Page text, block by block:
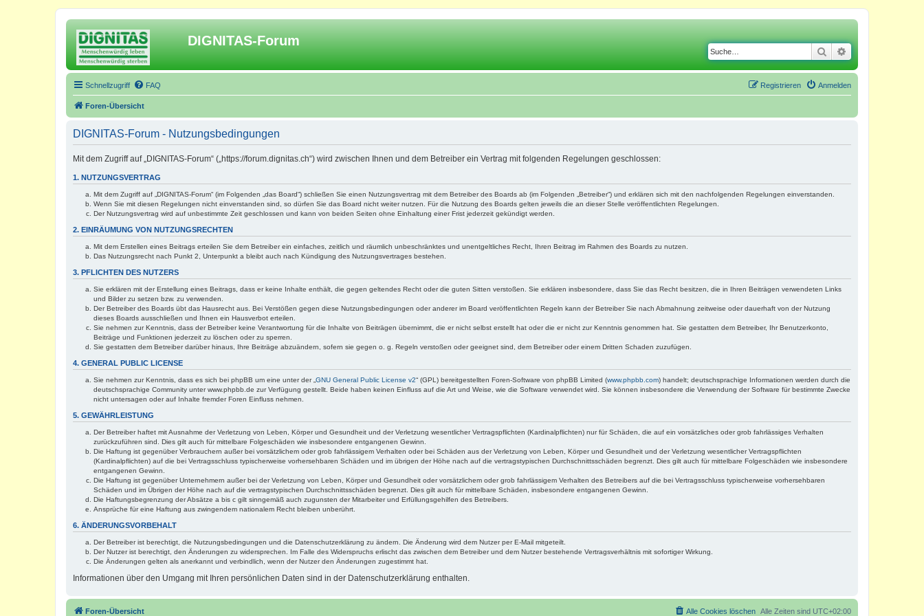
DIGNITAS-Forum
Suche
Schnellzugriff FAQ Anmelden
Registrieren
Foren-Übersicht
DIGNITAS-Forum - Nutzungsbedingungen
Mit dem Zugriff auf „DIGNITAS-Forum“ („https://forum.dignitas.ch“) wird zwischen Ihnen und dem Betreiber ein Vertrag mit folgenden Regelungen geschlossen:
1. NUTZUNGSVERTRAG
Mit dem Zugriff auf „DIGNITAS-Forum“ (im Folgenden „das Board“) schließen Sie einen Nutzungsvertrag mit dem Betreiber des Boards ab (im Folgenden „Betreiber“) und erklären sich mit den nachfolgenden Regelungen einverstanden.
Wenn Sie mit diesen Regelungen nicht einverstanden sind, so dürfen Sie das Board nicht weiter nutzen. Für die Nutzung des Boards gelten jeweils die an dieser Stelle veröffentlichten Regelungen.
Der Nutzungsvertrag wird auf unbestimmte Zeit geschlossen und kann von beiden Seiten ohne Einhaltung einer Frist jederzeit gekündigt werden.
2. EINRÄUMUNG VON NUTZUNGSRECHTEN
Mit dem Erstellen eines Beitrags erteilen Sie dem Betreiber ein einfaches, zeitlich und räumlich unbeschränktes und unentgeltliches Recht, Ihren Beitrag im Rahmen des Boards zu nutzen.
Das Nutzungsrecht nach Punkt 2, Unterpunkt a bleibt auch nach Kündigung des Nutzungsvertrages bestehen.
3. PFLICHTEN DES NUTZERS
Sie erklären mit der Erstellung eines Beitrags, dass er keine Inhalte enthält, die gegen geltendes Recht oder die guten Sitten verstoßen. Sie erklären insbesondere, dass Sie das Recht besitzen, die in Ihren Beiträgen verwendeten Links
und Bilder zu setzen bzw. zu verwenden.
Der Betreiber des Boards übt das Hausrecht aus. Bei Verstößen gegen diese Nutzungsbedingungen oder anderer im Board veröffentlichten Regeln kann der Betreiber Sie nach Abmahnung zeitweise oder dauerhaft von der Nutzung
dieses Boards ausschließen und Ihnen ein Hausverbot erteilen.
Sie nehmen zur Kenntnis, dass der Betreiber keine Verantwortung für die Inhalte von Beiträgen übernimmt, die er nicht selbst erstellt hat oder die er nicht zur Kenntnis genommen hat. Sie gestatten dem Betreiber, Ihr Benutzerkonto,
Beiträge und Funktionen jederzeit zu löschen oder zu sperren.
Sie gestatten dem Betreiber darüber hinaus, Ihre Beiträge abzuändern, sofern sie gegen o. g. Regeln verstoßen oder geeignet sind, dem Betreiber oder einem Dritten Schaden zuzufügen.
4. GENERAL PUBLIC LICENSE
Sie nehmen zur Kenntnis, dass es sich bei phpBB um eine unter der „ GNU General Public License v2“ (GPL) bereitgestellten Foren-Software von phpBB Limited (www.phpbb.com) handelt; deutschsprachige Informationen werden durch die
deutschsprachige Community unter www.phpbb.de zur Verfügung gestellt. Beide haben keinen Einfluss auf die Art und Weise, wie die Software verwendet wird. Sie können insbesondere die Verwendung der Software für bestimmte Zwecke
nicht untersagen oder auf Inhalte fremder Foren Einfluss nehmen.
5. GEWÄHRLEISTUNG
Der Betreiber haftet mit Ausnahme der Verletzung von Leben, Körper und Gesundheit und der Verletzung wesentlicher Vertragspflichten (Kardinalpflichten) nur für Schäden, die auf ein vorsätzliches oder grob fahrlässiges Verhalten
zurückzuführen sind. Dies gilt auch für mittelbare Folgeschäden wie insbesondere entgangenen Gewinn.
Die Haftung ist gegenüber Verbrauchern außer bei vorsätzlichem oder grob fahrlässigem Verhalten oder bei Schäden aus der Verletzung von Leben, Körper und Gesundheit und der Verletzung wesentlicher Vertragspflichten
(Kardinalpflichten) auf die bei Vertragsschluss typischerweise vorhersehbaren Schäden und im übrigen der Höhe nach auf die vertragstypischen Durchschnittsschäden begrenzt. Dies gilt auch für mittelbare Folgeschäden wie insbesondere
entgangenen Gewinn.
Die Haftung ist gegenüber Unternehmern außer bei der Verletzung von Leben, Körper und Gesundheit oder vorsätzlichem oder grob fahrlässigem Verhalten des Betreibers auf die bei Vertragsschluss typischerweise vorhersehbaren
Schäden und im Übrigen der Höhe nach auf die vertragstypischen Durchschnittsschäden begrenzt. Dies gilt auch für mittelbare Schäden, insbesondere entgangenen Gewinn.
Die Haftungsbegrenzung der Absätze a bis c gilt sinngemäß auch zugunsten der Mitarbeiter und Erfüllungsgehilfen des Betreibers.
Ansprüche für eine Haftung aus zwingendem nationalem Recht bleiben unberührt.
6. ÄNDERUNGSVORBEHALT
Der Betreiber ist berechtigt, die Nutzungsbedingungen und die Datenschutzerklärung zu ändern. Die Änderung wird dem Nutzer per E-Mail mitgeteilt.
Der Nutzer ist berechtigt, den Änderungen zu widersprechen. Im Falle des Widerspruchs erlischt das zwischen dem Betreiber und dem Nutzer bestehende Vertragsverhältnis mit sofortiger Wirkung.
Die Änderungen gelten als anerkannt und verbindlich, wenn der Nutzer den Änderungen zugestimmt hat.
Informationen über den Umgang mit Ihren persönlichen Daten sind in der Datenschutzerklärung enthalten.
Foren-Übersicht Alle Zeiten sind UTC+02:00
Alle Cookies löschen